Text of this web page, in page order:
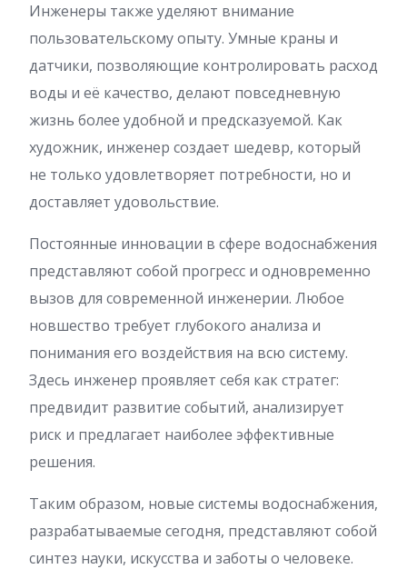
Инженеры также уделяют внимание
пользовательскому опыту. Умные краны и
датчики, позволяющие контролировать расход
воды и её качество, делают повседневную
жизнь более удобной и предсказуемой. Как
художник, инженер создает шедевр, который
не только удовлетворяет потребности, но и
доставляет удовольствие.
Постоянные инновации в сфере водоснабжения
представляют собой прогресс и одновременно
вызов для современной инженерии. Любое
новшество требует глубокого анализа и
понимания его воздействия на всю систему.
Здесь инженер проявляет себя как стратег:
предвидит развитие событий, анализирует
риск и предлагает наиболее эффективные
решения.
Таким образом, новые системы водоснабжения,
разрабатываемые сегодня, представляют собой
синтез науки, искусства и заботы о человеке.